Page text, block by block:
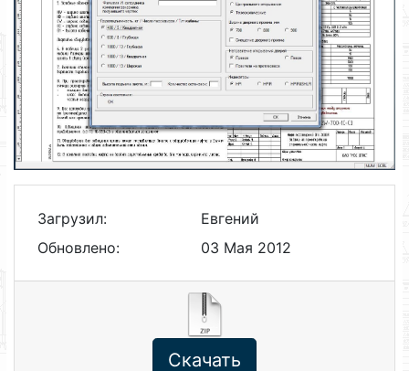
Загрузил:
Евгений
Обновлено:
03 Мая 2012
Скачать